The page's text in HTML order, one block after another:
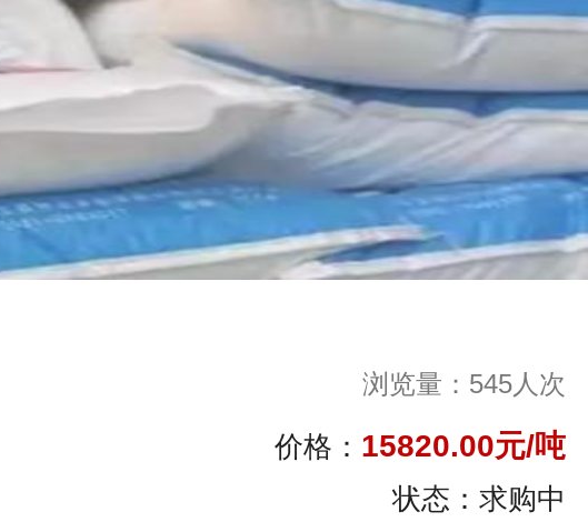
浏览量：545人次
价格： 15820.00元/吨
状态：求购中